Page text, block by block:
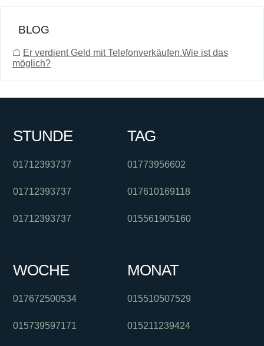
BLOG
☖ Er verdient Geld mit Telefonverkäufen.Wie ist das
möglich?
STUNDE
01712393737
01712393737
01712393737
TAG
01773956602
017610169118
015561905160
WOCHE
017672500534
015739597171
MONAT
015510507529
015211239424